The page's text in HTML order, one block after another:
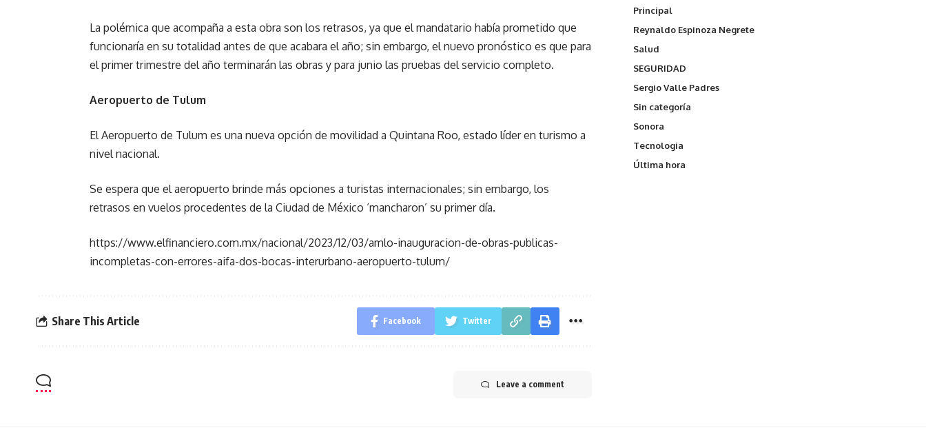
La polémica que acompaña a esta obra son los retrasos, ya que el mandatario había prometido que
funcionaría en su totalidad antes de que acabara el año; sin embargo, el nuevo pronóstico es que para
el primer trimestre del año terminarán las obras y para junio las pruebas del servicio completo.
Aeropuerto de Tulum
El Aeropuerto de Tulum es una nueva opción de movilidad a Quintana Roo, estado líder en turismo a
nivel nacional.
Se espera que el aeropuerto brinde más opciones a turistas internacionales; sin embargo, los
retrasos en vuelos procedentes de la Ciudad de México ‘mancharon’ su primer día.
https://www.elfinanciero.com.mx/nacional/2023/12/03/amlo-inauguracion-de-obras-publicas-
incompletas-con-errores-aifa-dos-bocas-interurbano-aeropuerto-tulum/
Share This Article Facebook Twitter
Leave a comment
Principal
Reynaldo Espinoza Negrete
Salud
SEGURIDAD
Sergio Valle Padres
Sin categoría
Sonora
Tecnologia
Última hora